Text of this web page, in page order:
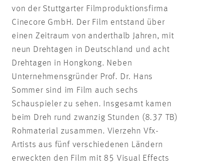
von der Stuttgarter Filmproduktionsfirma
Cinecore GmbH. Der Film entstand über
einen Zeitraum von anderthalb Jahren, mit
neun Drehtagen in Deutschland und acht
Drehtagen in Hongkong. Neben
Unternehmensgründer Prof. Dr. Hans
Sommer sind im Film auch sechs
Schauspieler zu sehen. Insgesamt kamen
beim Dreh rund zwanzig Stunden (8.37 TB)
Rohmaterial zusammen. Vierzehn Vfx-
Artists aus fünf verschiedenen Ländern
erweckten den Film mit 85 Visual Effects